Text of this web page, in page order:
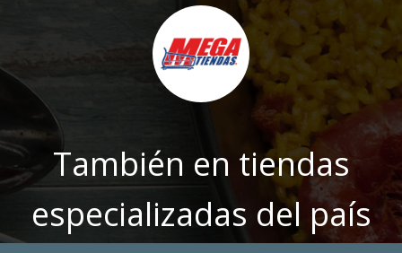
También en tiendas
especializadas del país